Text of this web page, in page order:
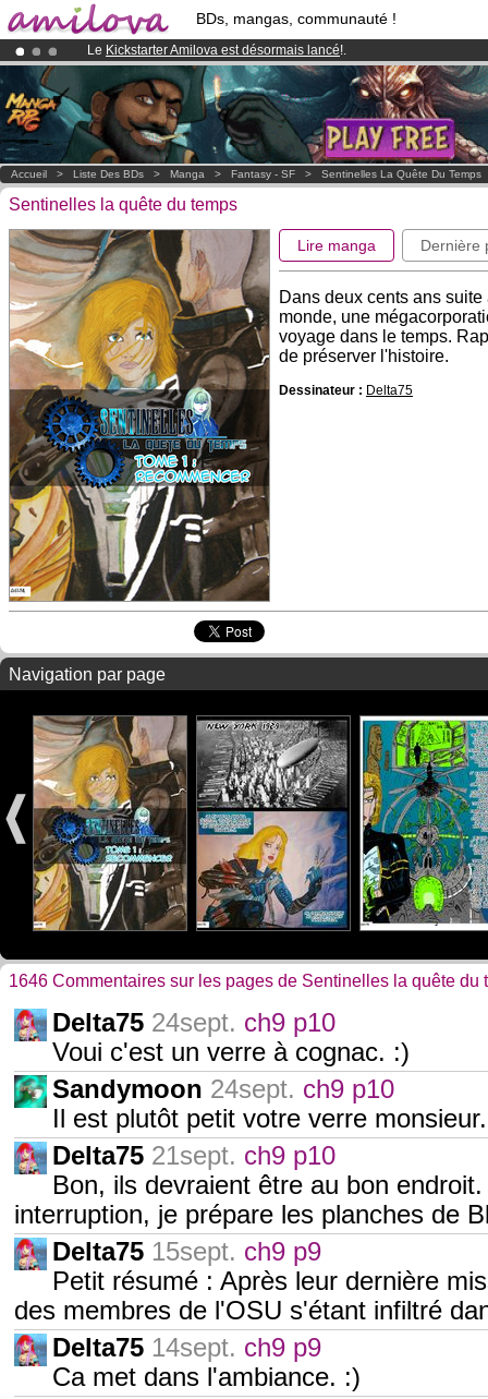
BDs, mangas, communauté !
Le Kickstarter Amilova est désormais lancé!.
Abonnement premium: à partir de3.95 eurospar mois !Clique ici
Déjà 100000membreset 1000BDs & Mangas!
Accueil > Liste Des BDs > Manga > Fantasy - SF > Sentinelles La Quête Du Temps
Sentinelles la quête du temps
Lire manga Dernière
Dans deux cents ans
monde, une
voyage dans le temps.
de préserver l'histoire.
Dessinateur : Delta75
Navigation par page
1646 Commentaires sur les pages de Sentinelles la quête du
Delta75 24sept. ch9 p10
Voui c'est un verre à cognac. :)
Sandymoon 24sept. ch9 p10
Il est plutôt petit votre verre
Delta75 21sept. ch9 p10
Bon, ils devraient être au bon
interruption, je prépare les planches de
Delta75 15sept. ch9 p9
Petit résumé : Après leur dernière
des membres de l'OSU s'étant infiltré
Delta75 14sept. ch9 p9
Ca met dans l'ambiance. :)